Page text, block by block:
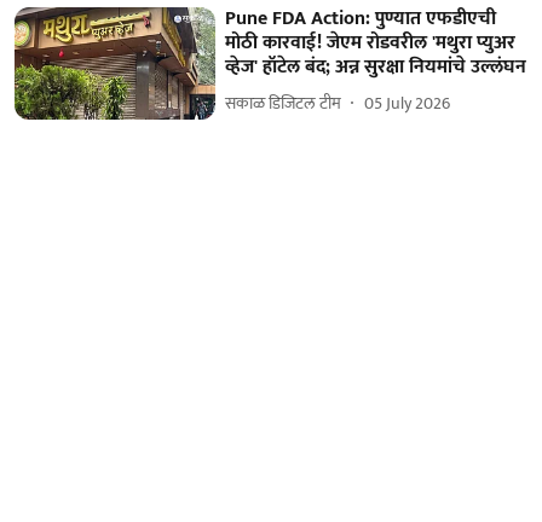
Pune FDA Action: पुण्यात एफडीएची
मोठी कारवाई! जेएम रोडवरील 'मथुरा प्युअर
व्हेज' हॉटेल बंद; अन्न सुरक्षा नियमांचे उल्लंघन
सकाळ डिजिटल टीम 05 July 2026